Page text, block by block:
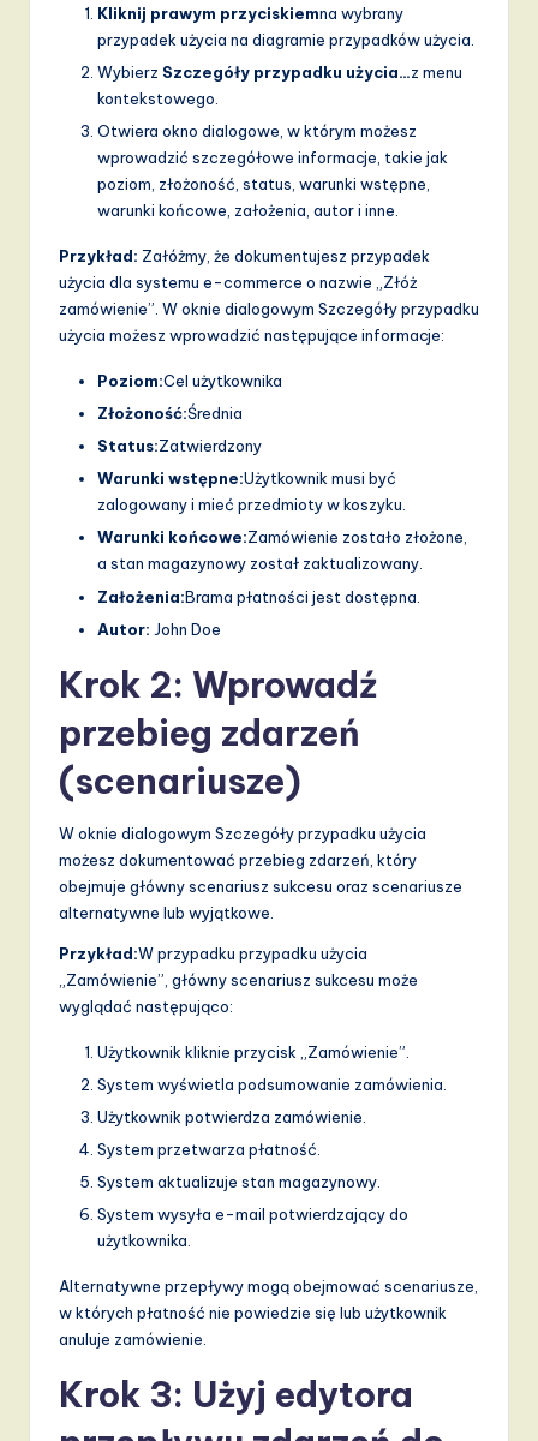
o
Kliknij prawym przyciskiemna wybrany
przypadek użycia na diagramie przypadków użycia.
Wybierz Szczegóły przypadku użycia…z menu
kontekstowego.
Otwiera okno dialogowe, w którym możesz
wprowadzić szczegółowe informacje, takie jak
poziom, złożoność, status, warunki wstępne,
warunki końcowe, założenia, autor i inne.
Przykład: Załóżmy, że dokumentujesz przypadek
użycia dla systemu e-commerce o nazwie „Złóż
zamówienie”. W oknie dialogowym Szczegóły przypadku
użycia możesz wprowadzić następujące informacje:
Poziom:Cel użytkownika
Złożoność:Średnia
Status:Zatwierdzony
Warunki wstępne:Użytkownik musi być
zalogowany i mieć przedmioty w koszyku.
Warunki końcowe:Zamówienie zostało złożone,
a stan magazynowy został zaktualizowany.
Założenia:Brama płatności jest dostępna.
Autor: John Doe
Krok 2: Wprowadź
przebieg zdarzeń
(scenariusze)
W oknie dialogowym Szczegóły przypadku użycia
możesz dokumentować przebieg zdarzeń, który
obejmuje główny scenariusz sukcesu oraz scenariusze
alternatywne lub wyjątkowe.
Przykład:W przypadku przypadku użycia
„Zamówienie”, główny scenariusz sukcesu może
wyglądać następująco:
Użytkownik kliknie przycisk „Zamówienie”.
System wyświetla podsumowanie zamówienia.
Użytkownik potwierdza zamówienie.
System przetwarza płatność.
System aktualizuje stan magazynowy.
System wysyła e-mail potwierdzający do
użytkownika.
Alternatywne przepływy mogą obejmować scenariusze,
w których płatność nie powiedzie się lub użytkownik
anuluje zamówienie.
Krok 3: Użyj edytora